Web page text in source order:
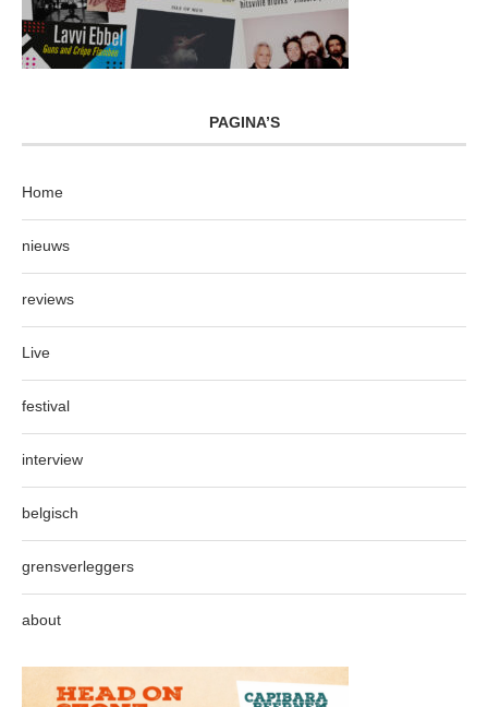
PAGINA’S
Home
nieuws
reviews
Live
festival
interview
belgisch
grensverleggers
about